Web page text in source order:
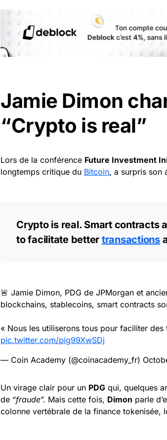
Jamie Dimon
“Crypto is real”
Lors de la conférence Future Investment
longtemps critique du Bitcoin, a surpris son
Crypto is real. Smart contracts
to facilitate better transactions
🚨 Jamie Dimon, PDG de JPMorgan et
blockchains, stablecoins, smart contracts
« Nous les utiliserons tous pour faciliter
pic.twitter.com/pig99XwSDj
— Coin Academy (@coinacademy_fr)
Un virage clair pour un PDG qui, quelques
de “fraude”. Mais cette fois, Dimon parle
colonne vertébrale de la finance tokenisée,